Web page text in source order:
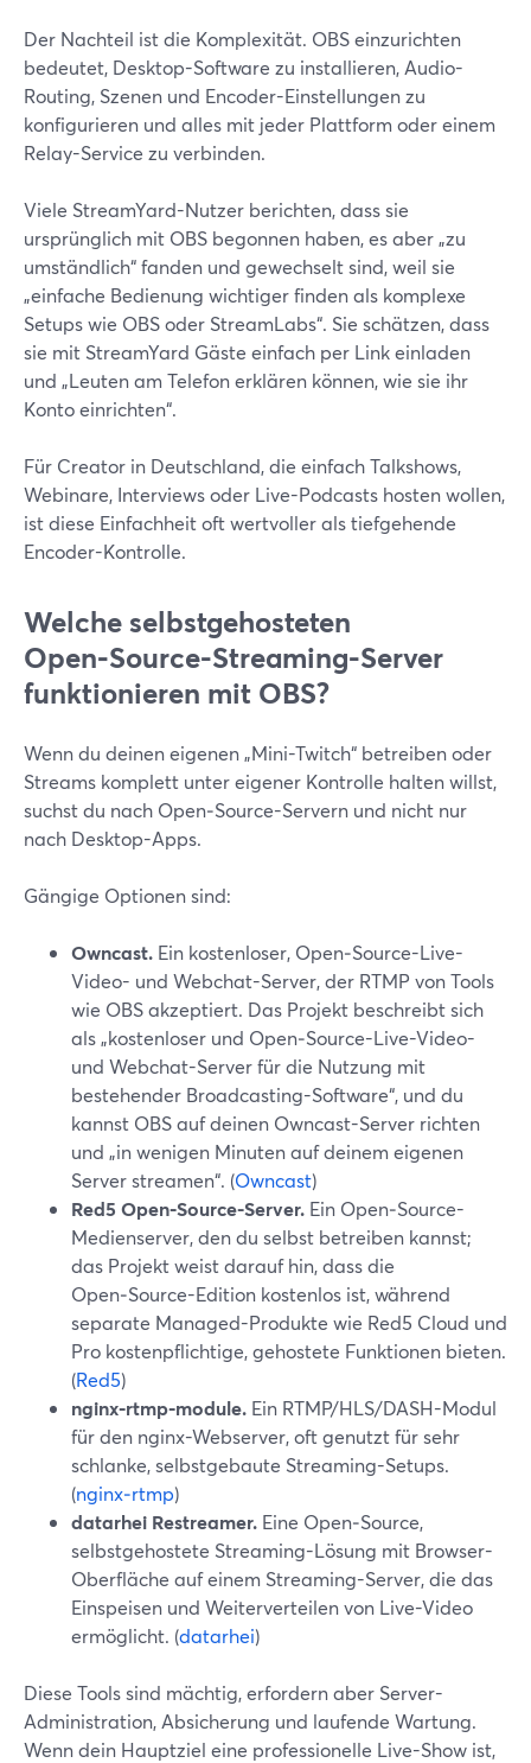
Der Nachteil ist die Komplexität. OBS einzurichten
bedeutet, Desktop-Software zu installieren, Audio-
Routing, Szenen und Encoder-Einstellungen zu
konfigurieren und alles mit jeder Plattform oder einem
Relay-Service zu verbinden.
Viele StreamYard-Nutzer berichten, dass sie
ursprünglich mit OBS begonnen haben, es aber „zu
umständlich“ fanden und gewechselt sind, weil sie
„einfache Bedienung wichtiger finden als komplexe
Setups wie OBS oder StreamLabs“. Sie schätzen, dass
sie mit StreamYard Gäste einfach per Link einladen
und „Leuten am Telefon erklären können, wie sie ihr
Konto einrichten“.
Für Creator in Deutschland, die einfach Talkshows,
Webinare, Interviews oder Live-Podcasts hosten wollen,
ist diese Einfachheit oft wertvoller als tiefgehende
Encoder-Kontrolle.
Welche selbstgehosteten
Open‑Source-Streaming-Server
funktionieren mit OBS?
Wenn du deinen eigenen „Mini-Twitch“ betreiben oder
Streams komplett unter eigener Kontrolle halten willst,
suchst du nach Open‑Source-Servern und nicht nur
nach Desktop-Apps.
Gängige Optionen sind:
Owncast. Ein kostenloser, Open‑Source-Live-
Video- und Webchat-Server, der RTMP von Tools
wie OBS akzeptiert. Das Projekt beschreibt sich
als „kostenloser und Open‑Source-Live-Video-
und Webchat-Server für die Nutzung mit
bestehender Broadcasting-Software“, und du
kannst OBS auf deinen Owncast-Server richten
und „in wenigen Minuten auf deinem eigenen
Server streamen“. (Owncast)
Red5 Open‑Source-Server. Ein Open‑Source-
Medienserver, den du selbst betreiben kannst;
das Projekt weist darauf hin, dass die
Open‑Source-Edition kostenlos ist, während
separate Managed-Produkte wie Red5 Cloud und
Pro kostenpflichtige, gehostete Funktionen bieten.
(Red5)
nginx‑rtmp‑module. Ein RTMP/HLS/DASH-Modul
für den nginx-Webserver, oft genutzt für sehr
schlanke, selbstgebaute Streaming-Setups.
(nginx‑rtmp)
datarhei Restreamer. Eine Open‑Source,
selbstgehostete Streaming-Lösung mit Browser-
Oberfläche auf einem Streaming-Server, die das
Einspeisen und Weiterverteilen von Live-Video
ermöglicht. (datarhei)
Diese Tools sind mächtig, erfordern aber Server-
Administration, Absicherung und laufende Wartung.
Wenn dein Hauptziel eine professionelle Live-Show ist,